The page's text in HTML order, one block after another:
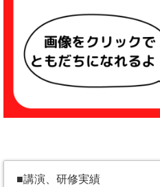
■講演、研修実績